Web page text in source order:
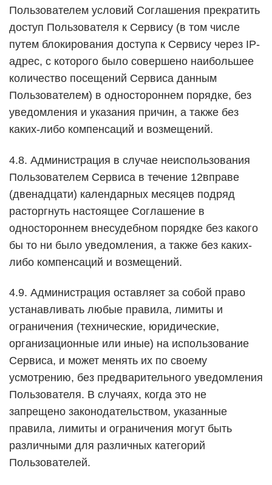
Пользователем условий Соглашения прекратить
доступ Пользователя к Сервису (в том числе
путем блокирования доступа к Сервису через IP-
адрес, с которого было совершено наибольшее
количество посещений Сервиса данным
Пользователем) в одностороннем порядке, без
уведомления и указания причин, а также без
каких-либо компенсаций и возмещений.
4.8. Администрация в случае неиспользования
Пользователем Сервиса в течение 12вправе
(двенадцати) календарных месяцев подряд
расторгнуть настоящее Соглашение в
одностороннем внесудебном порядке без какого
бы то ни было уведомления, а также без каких-
либо компенсаций и возмещений.
4.9. Администрация оставляет за собой право
устанавливать любые правила, лимиты и
ограничения (технические, юридические,
организационные или иные) на использование
Сервиса, и может менять их по своему
усмотрению, без предварительного уведомления
Пользователя. В случаях, когда это не
запрещено законодательством, указанные
правила, лимиты и ограничения могут быть
различными для различных категорий
Пользователей.